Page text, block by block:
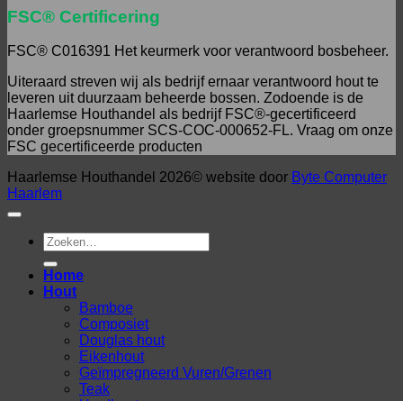
FSC® Certificering
FSC® C016391 Het keurmerk voor verantwoord bosbeheer.
Uiteraard streven wij als bedrijf ernaar verantwoord hout te
leveren uit duurzaam beheerde bossen. Zodoende is de
Haarlemse Houthandel als bedrijf FSC®-gecertificeerd
onder groepsnummer SCS-COC-000652-FL. Vraag om onze
FSC gecertificeerde producten
Haarlemse Houthandel 2026© website door Byte Computer
Haarlem
Zoeken
naar:
Home
Hout
Bamboe
Composiet
Douglas hout
Eikenhout
Geïmpregneerd Vuren/Grenen
Teak